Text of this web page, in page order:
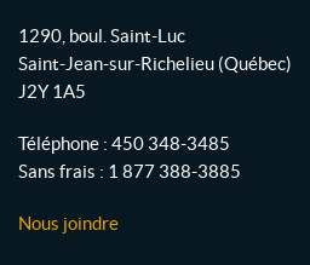
k
o
u
l
o
t
t
e
s
R
1290, boul. Saint-Luc
Saint-Jean-sur-Richelieu (Québec)
J2Y 1A5
Téléphone : 450 348-3485
Sans frais : 1 877 388-3885
Nous joindre